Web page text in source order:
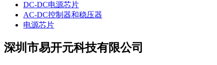
DC-DC电源芯片
AC-DC控制器和稳压器
电源芯片
深圳市易开元科技有限公司